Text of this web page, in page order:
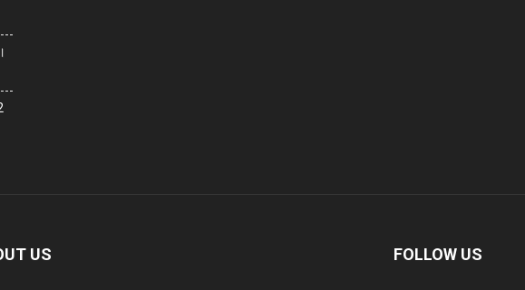
US FOLLOW US